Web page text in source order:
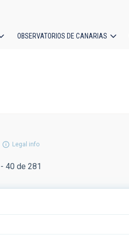
OBSERVATORIOS DE CANARIAS
Legal info
40 de 281